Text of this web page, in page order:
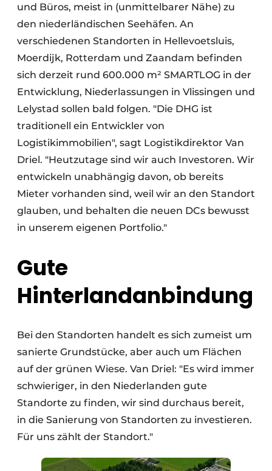
und Büros, meist in (unmittelbarer Nähe) zu
den niederländischen Seehäfen. An
verschiedenen Standorten in Hellevoetsluis,
Moerdijk, Rotterdam und Zaandam befinden
sich derzeit rund 600.000 m² SMARTLOG in der
Entwicklung, Niederlassungen in Vlissingen und
Lelystad sollen bald folgen. "Die DHG ist
traditionell ein Entwickler von
Logistikimmobilien", sagt Logistikdirektor Van
Driel. "Heutzutage sind wir auch Investoren. Wir
entwickeln unabhängig davon, ob bereits
Mieter vorhanden sind, weil wir an den Standort
glauben, und behalten die neuen DCs bewusst
in unserem eigenen Portfolio."
Gute
Hinterlandanbindung
Bei den Standorten handelt es sich zumeist um
sanierte Grundstücke, aber auch um Flächen
auf der grünen Wiese. Van Driel: "Es wird immer
schwieriger, in den Niederlanden gute
Standorte zu finden, wir sind durchaus bereit,
in die Sanierung von Standorten zu investieren.
Für uns zählt der Standort."